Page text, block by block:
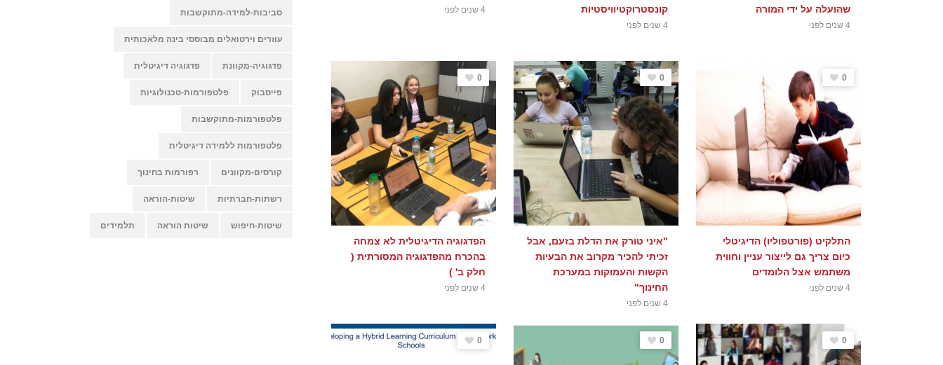
שהועלה על ידי המורה
4 שנים לפני
קונסטרוקטיוויסטיות
4 שנים לפני
4 שנים לפני
0
התלקיט (פורטפוליו) הדיגיטלי
כיום צריך גם לייצור עניין וחווית
משתמש אצל הלומדים
4 שנים לפני
0
"איני טורק את הדלת בזעם, אבל
זכיתי להכיר מקרוב את הבעיות
הקשות והעמוקות במערכת
החינוך"
4 שנים לפני
0
הפדגוגיה הדיגיטלית לא צמחה
בהכרח מהפדגוגיה המסורתית (
חלק ב' )
4 שנים לפני
0
0
0
סביבות-למידה-מתוקשבות
עוזרים וירטואלים מבוססי בינה מלאכותית
פדגוגיה-מקוונת פדגוגיה דיגיטלית
פייסבוק פלטפורמות-טכנולוגיות
פלטפורמות-מתוקשבות
פלטפורמות ללמידה דיגיטלית
קורסים-מקוונים רפורמות בחינוך
רשתות-חברתיות שיטות-הוראה
שיטות-חיפוש שיטות הוראה תלמידים